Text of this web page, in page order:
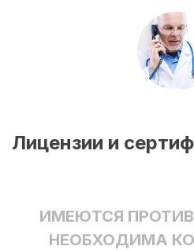
Лицензии и
ИМЕЮТСЯ
НЕОБХОДИМА